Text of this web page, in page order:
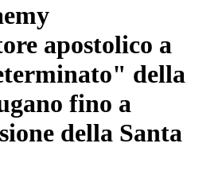
apostolico a
della
fino a
della Santa